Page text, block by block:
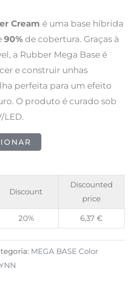
Creamé uma base híbrida
90% de cobertura. Graças à
a Rubber Mega Base é
e construir unhas
perfeita para um efeito
O produto é curado sob
LED.
Discount
Discounted
price
20% 6,37€
MEGA BASE Color